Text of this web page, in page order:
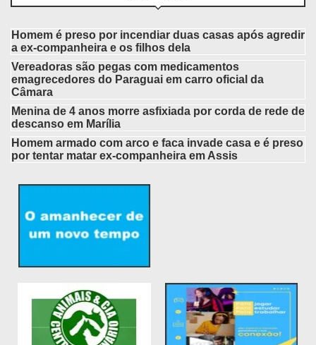
Homem é preso por incendiar duas casas após agredir
a ex-companheira e os filhos dela
Vereadoras são pegas com medicamentos
emagrecedores do Paraguai em carro oficial da
Câmara
Menina de 4 anos morre asfixiada por corda de rede de
descanso em Marília
Homem armado com arco e faca invade casa e é preso
por tentar matar ex-companheira em Assis